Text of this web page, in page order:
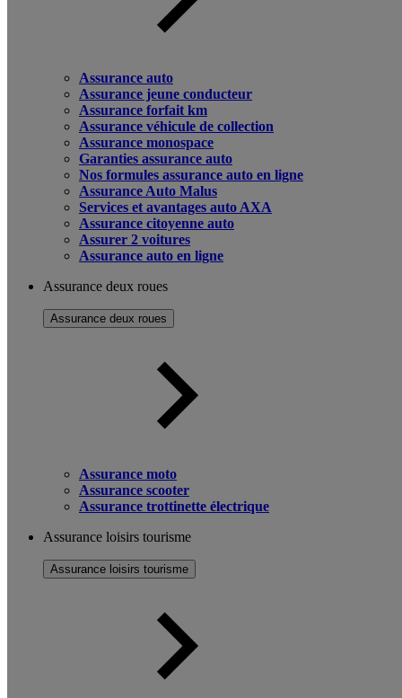
Assurance auto
Assurance jeune conducteur
Assurance forfait km
Assurance véhicule de collection
Assurance monospace
Garanties assurance auto
Nos formules assurance auto en ligne
Assurance Auto Malus
Services et avantages auto AXA
Assurance citoyenne auto
Assurer 2 voitures
Assurance auto en ligne
Assurance deux roues
Assurance deux roues
Assurance moto
Assurance scooter
Assurance trottinette électrique
Assurance loisirs tourisme
Assurance loisirs tourisme